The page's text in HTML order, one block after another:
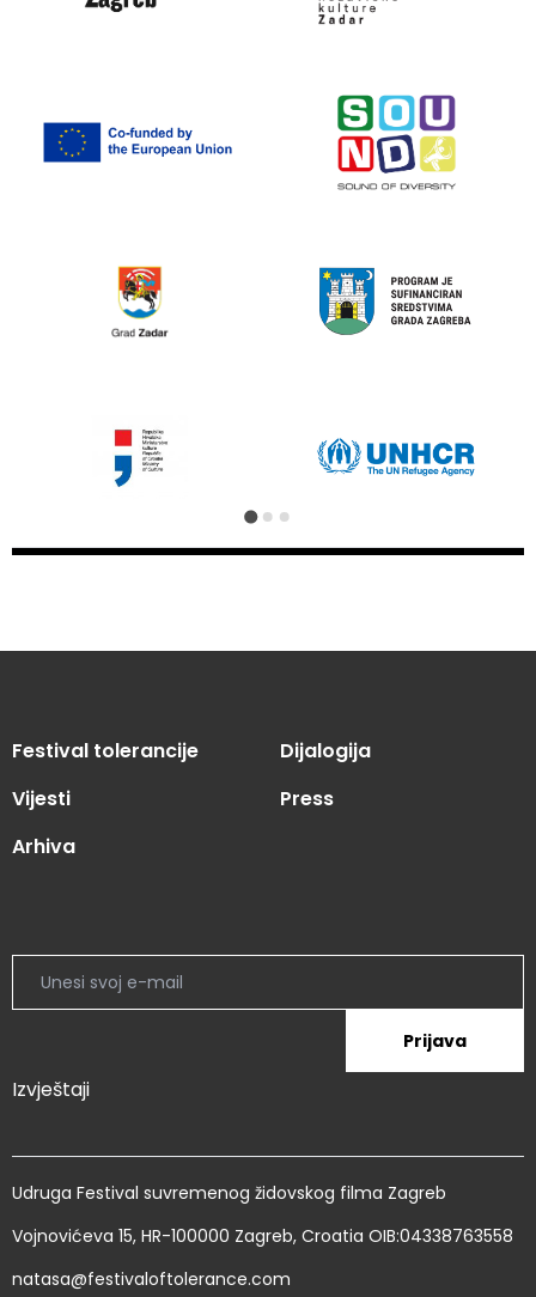
Festival tolerancije
Dijalogija
Vijesti
Press
Arhiva
Prijava
Izvještaji
Udruga Festival suvremenog židovskog filma Zagreb
Vojnovićeva 15, HR-100000 Zagreb, Croatia OIB:04338763558
natasa@festivaloftolerance.com